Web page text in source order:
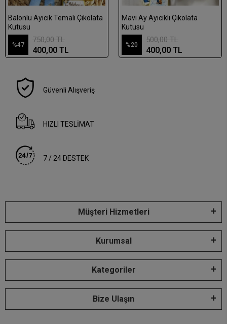
Balonlu Ayıcık Temalı Çikolata
Kutusu
%47
750,00 TL
400,00 TL
Mavi Ay Ayıcıklı Çikolata
Kutusu
%20
500,00 TL
400,00 TL
Güvenli Alışveriş
HIZLI TESLİMAT
7 / 24 DESTEK
Müşteri Hizmetleri
Kurumsal
Kategoriler
Bize Ulaşın